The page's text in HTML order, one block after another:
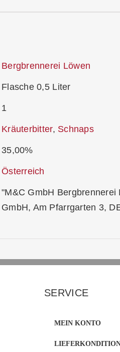
Bergbrennerei Löwen
Flasche 0,5 Liter
1
Kräuterbitter, Schnaps
35,00%
Österreich
"M&C GmbH
GmbH, Am Pfarrgarten 3,
SERVICE
MEIN KONTO